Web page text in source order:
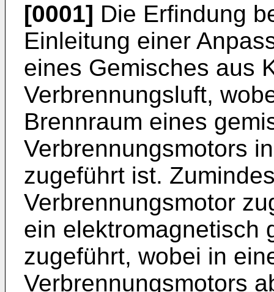
[0001] Die Erfindung
Einleitung einer
eines Gemisches aus
Verbrennungsluft,
Brennraum eines
Verbrennungsmotors
zugeführt ist.
Verbrennungsmotor
ein elektromagnetisch
zugeführt, wobei in
Verbrennungsmotors